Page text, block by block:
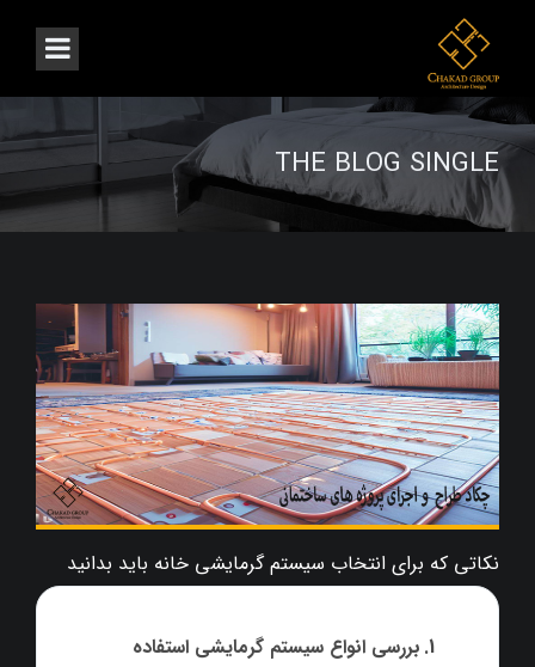
THE BLOG SINGLE
نکاتی که برای انتخاب سیستم گرمایشی خانه باید بدانید
بررسی انواع سیستم گرمایشی استفاده